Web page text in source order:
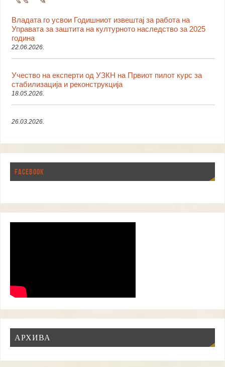
Владата го усвои Годишниот извештај за работа на
Управата за заштита на културното наследство за 2025
година
22.06.2026.
Учество на експерти од УЗКН на Првиот пилот курс за
стабилизација и реконструкција
18.05.2026.
26.03.2026.
FACEBOOK
АРХИВА